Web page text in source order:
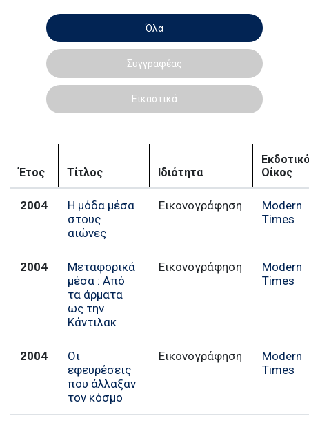
Όλα
Συγγραφέας
Εικαστικά
Έτος Τίτλος Ιδιότητα
Οίκος
2004
Η μόδα μέσα
στους
αιώνες
Εικονογράφηση
Modern
Times
2004
Μεταφορικά
μέσα : Από
τα άρματα
ως την
Κάντιλακ
Εικονογράφηση
Modern
Times
2004
Οι
εφευρέσεις
που άλλαξαν
τον κόσμο
Εικονογράφηση
Modern
Times